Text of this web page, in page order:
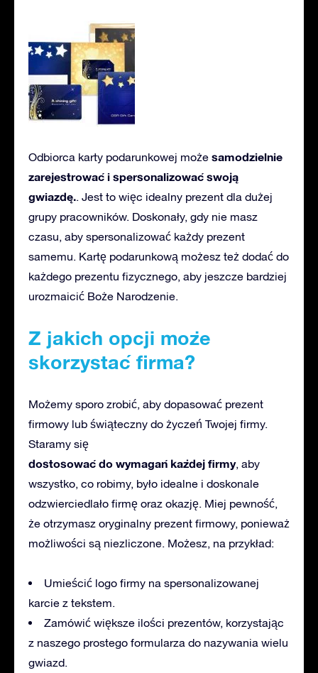
Odbiorca karty podarunkowej może samodzielnie
zarejestrować i spersonalizować swoją
gwiazdę.. Jest to więc idealny prezent dla dużej
grupy pracowników. Doskonały, gdy nie masz
czasu, aby spersonalizować każdy prezent
samemu. Kartę podarunkową możesz też dodać do
każdego prezentu fizycznego, aby jeszcze bardziej
urozmaicić Boże Narodzenie.
Z jakich opcji może
skorzystać firma?
Możemy sporo zrobić, aby dopasować prezent
firmowy lub świąteczny do życzeń Twojej firmy.
Staramy się
dostosować do wymagań każdej firmy, aby
wszystko, co robimy, było idealne i doskonale
odzwierciedlało firmę oraz okazję. Miej pewność,
że otrzymasz oryginalny prezent firmowy, ponieważ
możliwości są niezliczone. Możesz, na przykład:
Umieścić logo firmy na spersonalizowanej
karcie z tekstem.
Zamówić większe ilości prezentów, korzystając
z naszego prostego formularza do nazywania wielu
gwiazd.